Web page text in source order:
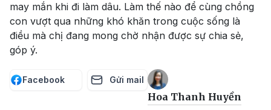
may mắn khi đi làm dâu. Làm thế nào để cùng chồng
con vượt qua những khó khăn trong cuộc sống là
điều mà chị đang mong chờ nhận được sự chia sẻ,
góp ý.
Facebook Gửi mail
Hoa Thanh Huyền